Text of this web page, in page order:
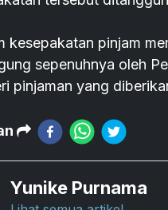
kesepakatan pinjam
sepenuhnya oleh
pinjaman yang
Yunike Purnama